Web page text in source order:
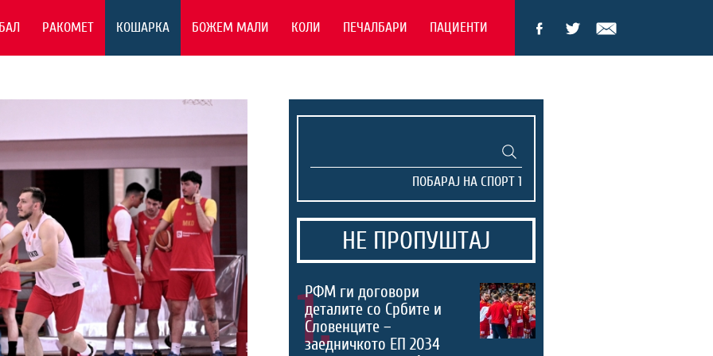
РАКОМЕТ КОШАРКА БОЖЕМ МАЛИ КОЛИ ПЕЧАЛБАРИ ПАЦИЕНТИ
НЕ ПРОПУШТАЈ
1.
РФМ ги договори
деталите со Србите и
Словенците –
заедничкото ЕП 2034